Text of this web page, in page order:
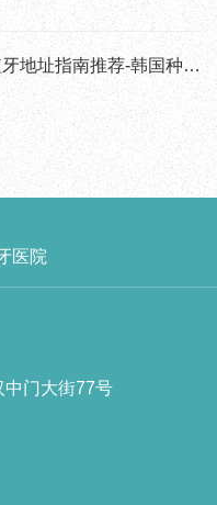
南推荐-韩国种植牙登腾价格
医院
中门大街77号